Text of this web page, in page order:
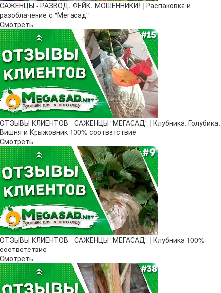
САЖЕНЦЫ - РАЗВОД, ФЕЙК, МОШЕННИКИ! | Распаковка и
разоблачение с "Мегасад"
Смотреть
ОТЗЫВЫ КЛИЕНТОВ - САЖЕНЦЫ "МЕГАСАД" | Клубника, Голубика,
Вишня и Крыжовник 100% соответствие
Смотреть
ОТЗЫВЫ КЛИЕНТОВ - САЖЕНЦЫ "МЕГАСАД" | Клубника 100%
соответствие
Смотреть